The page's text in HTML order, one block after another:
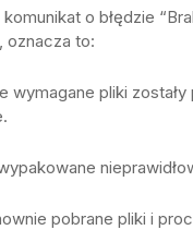
o błędzie
oznacza to:
wymagane pliki zostały
pobrane pliki i